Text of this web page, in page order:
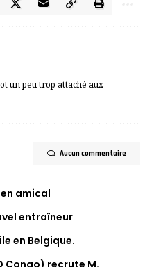
un peu trop attaché aux
Aucun commentaire
amical
entraîneur
en Belgique.